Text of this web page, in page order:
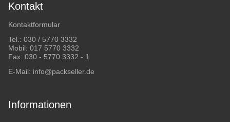
Kontakt
Kontaktformular
Tel.: 030 / 5770 3332
Mobil: 017 5770 3332
Fax: 030 - 5770 3332 - 1
E-Mail: info@packseller.de
Informationen